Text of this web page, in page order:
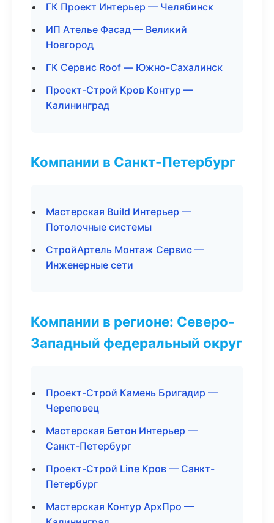
ГК Проект Интерьер — Челябинск
ИП Ателье Фасад — Великий
Новгород
ГК Сервис Roof — Южно-Сахалинск
Проект-Строй Кров Контур —
Калининград
Компании в Санкт-Петербург
Мастерская Build Интерьер —
Потолочные системы
СтройАртель Монтаж Сервис —
Инженерные сети
Компании в регионе: Северо-
Западный федеральный округ
Проект-Строй Камень Бригадир —
Череповец
Мастерская Бетон Интерьер —
Санкт-Петербург
Проект-Строй Line Кров — Санкт-
Петербург
Мастерская Контур АрхПро —